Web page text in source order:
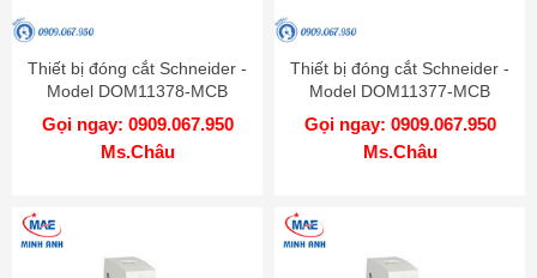
Thiết bị đóng cắt Schneider -
Model DOM11378-MCB
Gọi ngay: 0909.067.950
Ms.Châu
Thiết bị đóng cắt Schneider -
Model DOM11377-MCB
Gọi ngay: 0909.067.950
Ms.Châu